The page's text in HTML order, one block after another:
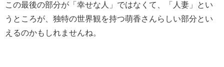
この最後の部分が「幸せな人」ではなくて、「人妻」とい
うところが、独特の世界観を持つ萌香さんらしい部分とい
えるのかもしれませんね。